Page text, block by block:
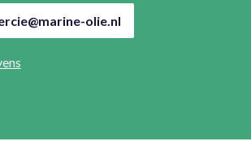
olie.nl